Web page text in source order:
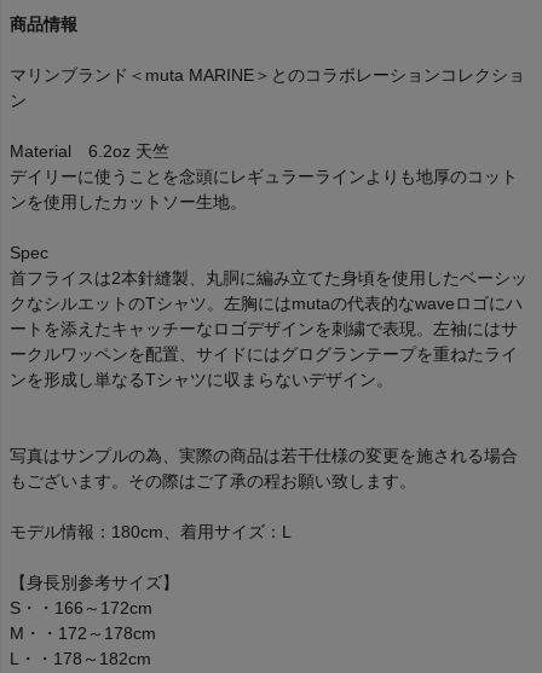
商品情報
マリンブランド＜muta MARINE＞とのコラボレーションコレクショ
ン
Material 6.2oz 天竺
デイリーに使うことを念頭にレギュラーラインよりも地厚のコット
ンを使用したカットソー生地。
Spec
首フライスは2本針縫製、丸胴に編み立てた身頃を使用したベーシッ
クなシルエットのTシャツ。左胸にはmutaの代表的なwaveロゴにハ
ートを添えたキャッチーなロゴデザインを刺繍で表現。左袖にはサ
ークルワッペンを配置、サイドにはグログランテープを重ねたライ
ンを形成し単なるTシャツに収まらないデザイン。
写真はサンプルの為、実際の商品は若干仕様の変更を施される場合
もございます。その際はご了承の程お願い致します。
モデル情報：180cm、着用サイズ：L
【身長別参考サイズ】
S・・166～172cm
M・・172～178cm
L・・178～182cm